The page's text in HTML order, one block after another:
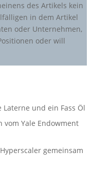
des Artikels kein
in dem Artikel
oder Unternehmen,
oder will
und ein Fass Öl
vom Yale Endowment
gemeinsam